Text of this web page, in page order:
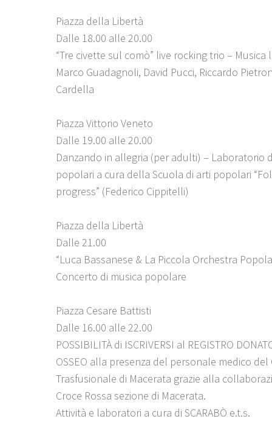
Piazza della Libertà
Dalle 18.00 alle 20.00
“Tre civette sul comò” live rocking trio – Musica
Marco Guadagnoli, David Pucci, Riccardo
Cardella
Piazza Vittorio Veneto
Dalle 19.00 alle 20.00
Danzando in allegria (per adulti) – Laboratorio
popolari a cura della Scuola di arti popolari
progress” (Federico Cippitelli)
Piazza della Libertà
Dalle 21.00
“Luca Bassanese & La Piccola Orchestra
Concerto di musica popolare
Piazza Cesare Battisti
Dalle 16.00 alle 22.00
POSSIBILITÀ di ISCRIVERSI al REGISTRO
OSSEO alla presenza del personale medico del
Trasfusionale di Macerata grazie alla
Croce Rossa sezione di Macerata.
Attività e laboratori a cura di SCARABÒ e.t.s.